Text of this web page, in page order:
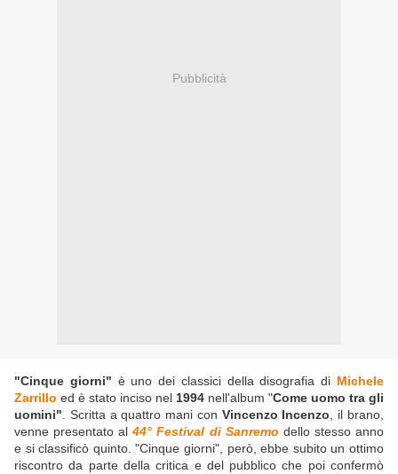
Pubblicità
"Cinque giorni" è uno dei classici della disografia di Michele
Zarrillo ed è stato inciso nel 1994 nell'album "Come uomo tra gli
uomini" . Scritta a quattro mani con Vincenzo Incenzo , il brano,
venne presentato al44° Festival di Sanremo dello stesso anno
e si classificò quinto. "Cinque giorni", però, ebbe subito un ottimo
riscontro da parte della critica e del pubblico che poi confermò